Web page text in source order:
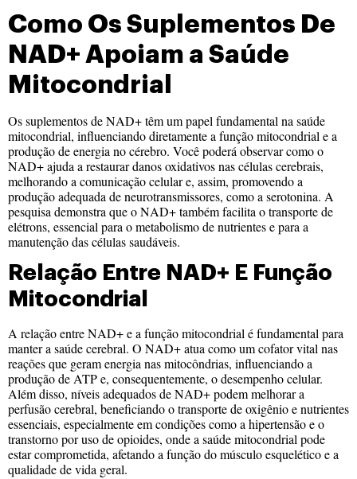
Como Os Suplementos De
NAD+ Apoiam a Saúde
Mitocondrial
Os suplementos de NAD+ têm um papel fundamental na saúde
mitocondrial, influenciando diretamente a função mitocondrial e a
produção de energia no cérebro. Você poderá observar como o
NAD+ ajuda a restaurar danos oxidativos nas células cerebrais,
melhorando a comunicação celular e, assim, promovendo a
produção adequada de neurotransmissores, como a serotonina. A
pesquisa demonstra que o NAD+ também facilita o transporte de
elétrons, essencial para o metabolismo de nutrientes e para a
manutenção das células saudáveis.
Relação Entre NAD+ E Função
Mitocondrial
A relação entre NAD+ e a função mitocondrial é fundamental para
manter a saúde cerebral. O NAD+ atua como um cofator vital nas
reações que geram energia nas mitocôndrias, influenciando a
produção de ATP e, consequentemente, o desempenho celular.
Além disso, níveis adequados de NAD+ podem melhorar a
perfusão cerebral, beneficiando o transporte de oxigênio e nutrientes
essenciais, especialmente em condições como a hipertensão e o
transtorno por uso de opioides, onde a saúde mitocondrial pode
estar comprometida, afetando a função do músculo esquelético e a
qualidade de vida geral.